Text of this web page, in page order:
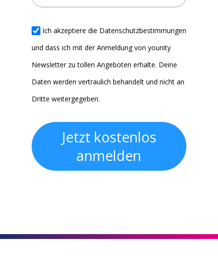
Ich akzeptiere die Datenschutzbestimmungen
und dass ich mit der Anmeldung von younity
Newsletter zu tollen Angeboten erhalte. Deine
Daten werden vertraulich behandelt und nicht an
Dritte weitergegeben.
Jetzt kostenlos
anmelden